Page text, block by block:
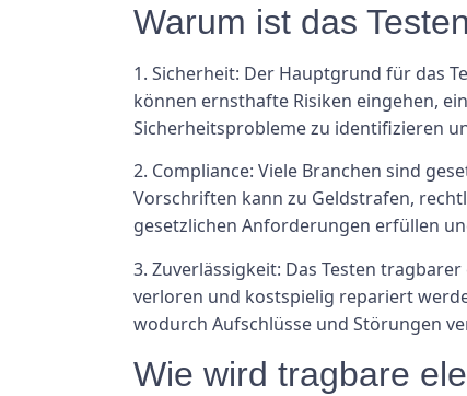
Warum ist das
1. Sicherheit: Der Hauptgrund für das
können ernsthafte Risiken eingehen,
Sicherheitsprobleme zu identifizieren
2. Compliance: Viele Branchen sind
Vorschriften kann zu Geldstrafen,
gesetzlichen Anforderungen erfüllen
3. Zuverlässigkeit: Das Testen
verloren und kostspielig repariert
wodurch Aufschlüsse und Störungen
Wie wird tragbare